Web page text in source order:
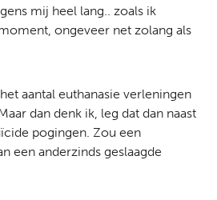
mij heel lang.. zoals ik
ongeveer net zolang als
aantal euthanasie verleningen
dan denk ik, leg dat dan naast
pogingen. Zou een
een anderzinds geslaagde